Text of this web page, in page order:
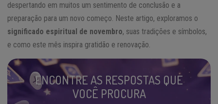
despertando em muitos um sentimento de conclusão e a
preparação para um novo começo. Neste artigo, exploramos o
significado espiritual de novembro, suas tradições e símbolos,
e como este mês inspira gratidão e renovação.
ENCONTRE AS RESPOSTAS QUE
VOCÊ PROCURA